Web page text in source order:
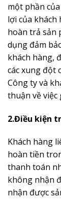
một phần
lợi của khách
hoàn trả sản
dụng đảm
khách hàng,
các xung đột
Công ty và
thuận về việc
2.Điều kiện
Khách hàng
hoàn tiền
thanh toán
không nhận
nhận được